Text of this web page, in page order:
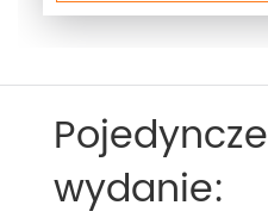
Pojedyncze
wydanie: